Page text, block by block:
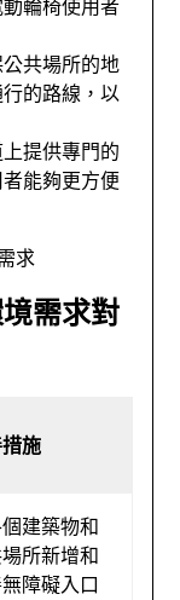
輪椅使用者
共場所的地
的路線，以
提供專門的
能夠更方便
需求對
施
建築物和
所新增和
障礙入口